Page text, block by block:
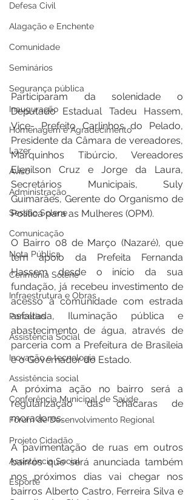
Defesa Civil
Alagação e Enchente
Comunidade
Seminários
Segurança pública
Inauguração
Homenagem e Agradecimento
Lazer
Aviso
Administração
Sessão Solene
Comunicação
Nota Pública
Cerimônia Solene
Infraestrutura e Obras
Parcerias
Assistência Social
Inovação e tecnologia
Assistência social
Conferência Municipal de Saúde
Fórum de Desenvolvimento Regional
Projeto Cidadão
Assistência Social
Esporte
Participaram da solenidade o
Deputado Estadual Tadeu Hassem,
Vice- Prefeito Carlinhos do Pelado,
Presidente da Câmara de vereadores,
Marquinhos Tibúrcio, Vereadores
Elenilson Cruz e Jorge da Laura,
Secretários Municipais, Suly
Guimarães, Gerente do Organismo de
Política para as Mulheres (OPM).
O Bairro 08 de Março (Nazaré), que
tem apoio da Prefeita Fernanda
Hassem desde o início da sua
fundação, já recebeu investimento de
acesso à comunidade com estrada
asfaltada, Iluminação pública e
abastecimento de água, através de
parceria com a Prefeitura de Brasileia
e o Governador do Estado.
A próxima ação no bairro será a
regularização das chácaras de
moradores.
A pavimentação de ruas em outros
bairros que será anunciada também
nos próximos dias vai chegar nos
bairros Alberto Castro, Ferreira Silva e